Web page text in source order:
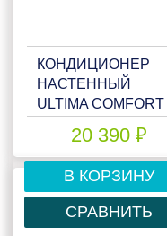
КОНДИЦИОНЕР
НАСТЕННЫЙ
ULTIMA COMFORT
20 390 ₽
В КОРЗИНУ
СРАВНИТЬ